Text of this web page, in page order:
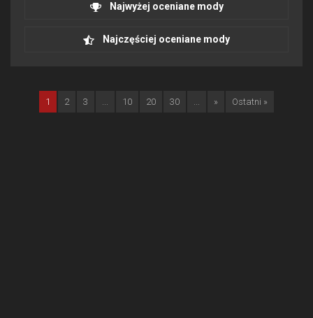
Najwyżej oceniane mody
Najczęściej oceniane mody
1 2 3 ... 10 20 30 ... » Ostatni »